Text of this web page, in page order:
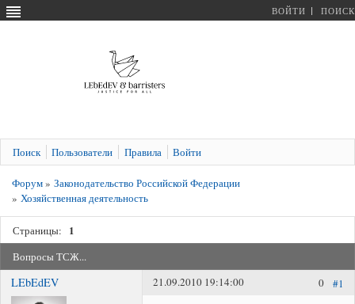
ВОЙТИ ПОИСК
Поиск Пользователи Правила Войти
Форум» Законодательство Российской Федерации
» Хозяйственная деятельность
Страницы: 1
Вопросы ТСЖ...
LEbEdEV #1
0
21.09.2010 19:14:00